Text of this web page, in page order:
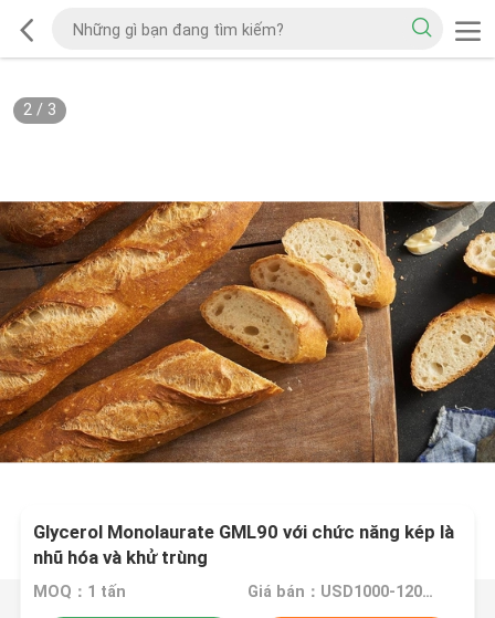
2/ 3
Glycerol Monolaurate GML90 với chức năng kép là
nhũ hóa và khử trùng
MOQ：1 tấn Giá bán：USD1000-1200/MT